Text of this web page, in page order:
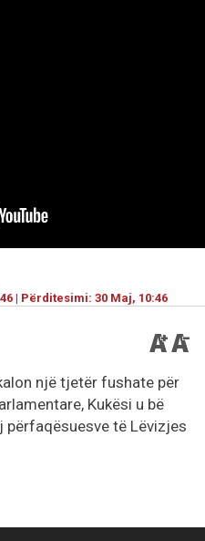
| Përditesimi: 30 Maj, 10:46
një tjetër fushate për
Kukësi u bë
përfaqësuesve të Lëvizjes